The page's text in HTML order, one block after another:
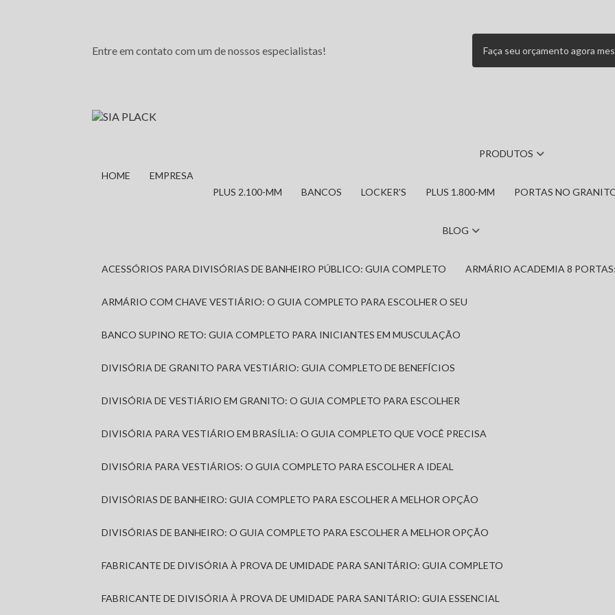
Entre em contato com um de nossos especialistas! Faça seu orçamento agora
HOME EMPRESA
PRODUTOS
PLUS 2.100-MM BANCOS LOCKER'S PLUS 1.800-MM PORTAS NO
BLOG
ACESSÓRIOS PARA DIVISÓRIAS DE BANHEIRO PÚBLICO: GUIA COMPLETO ARMÁRIO ACADEMIA 8
ARMÁRIO COM CHAVE VESTIÁRIO: O GUIA COMPLETO PARA ESCOLHER O SEU
BANCO SUPINO RETO: GUIA COMPLETO PARA INICIANTES EM MUSCULAÇÃO
DIVISÓRIA DE GRANITO PARA VESTIÁRIO: GUIA COMPLETO DE BENEFÍCIOS
DIVISÓRIA DE VESTIÁRIO EM GRANITO: O GUIA COMPLETO PARA ESCOLHER
DIVISÓRIA PARA VESTIÁRIO EM BRASÍLIA: O GUIA COMPLETO QUE VOCÊ PRECISA
DIVISÓRIA PARA VESTIÁRIOS: O GUIA COMPLETO PARA ESCOLHER A IDEAL
DIVISÓRIAS DE BANHEIRO: GUIA COMPLETO PARA ESCOLHER A MELHOR OPÇÃO
DIVISÓRIAS DE BANHEIRO: O GUIA COMPLETO PARA ESCOLHER A MELHOR OPÇÃO
FABRICANTE DE DIVISÓRIA À PROVA DE UMIDADE PARA SANITÁRIO: GUIA COMPLETO
FABRICANTE DE DIVISÓRIA À PROVA DE UMIDADE PARA SANITÁRIO: GUIA ESSENCIAL